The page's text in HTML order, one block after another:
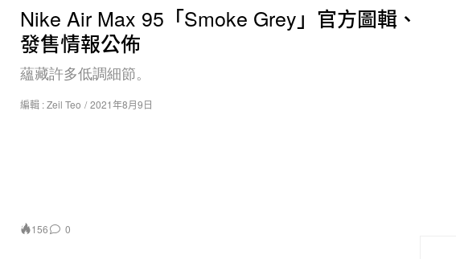
Nike Air Max 95「Smoke Grey」官方圖輯、
發售情報公佈
蘊藏許多低調細節。
編輯 :Zeil Teo / 2021年8月9日
156 0